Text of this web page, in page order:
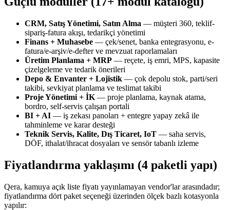
CRM, Satış Yönetimi, Satın Alma — müşteri 360, teklif-
sipariş-fatura akışı, tedarikçi yönetimi
Finans + Muhasebe — çek/senet, banka entegrasyonu, e-
fatura/e-arşiv/e-defter ve mevzuat raporlamaları
Üretim Planlama + MRP — reçete, iş emri, MPS, kapasite
çizelgeleme ve tedarik önerileri
Depo & Envanter + Lojistik — çok depolu stok, parti/seri
takibi, sevkiyat planlama ve teslimat takibi
Proje Yönetimi + İK — proje planlama, kaynak atama,
bordro, self-servis çalışan portali
BI + AI — iş zekası panoları + entegre yapay zekâ ile
tahminleme ve karar desteği
Teknik Servis, Kalite, Dış Ticaret, IoT — saha servis,
DÖF, ithalat/ihracat dosyaları ve sensör tabanlı izleme
Fiyatlandırma yaklaşımı (4 paketli yapı)
Qera, kamuya açık liste fiyatı yayınlamayan vendor'lar arasındadır;
fiyatlandırma dört paket seçeneği üzerinden ölçek bazlı kotasyonla
yapılır: